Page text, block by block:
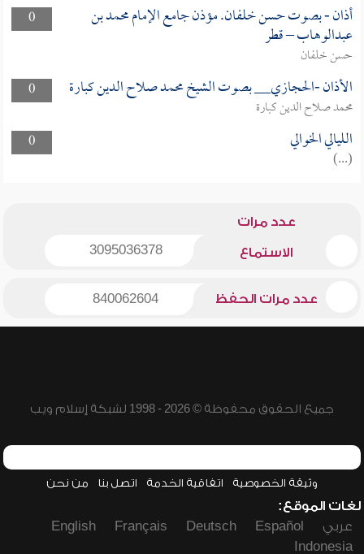
0
أذان - بصوت حسن خلفان. مؤذن جامع الإمام محمد بن
عبدالوهاب – قطر
حسن خلفان
0
الأذان -الحجازي__ بصوت الشيخ محمد صلاح الدين كبارة
محمد صلاح الدين كبارة
0
الليالي الخوالي
(...)
عدد مرات
الاستماع 3095036378
عدد مرات الحفظ 840062604
جميع الحقوق محفوظة © 2026 - 1998 لشبكة إسلام ويب
وثيقة الخصوصية اتفاقية الخدمة اتصل بنا من نحن
لغات الموقع:
عربي
Español
Deutsch
Français
English
Indonesia